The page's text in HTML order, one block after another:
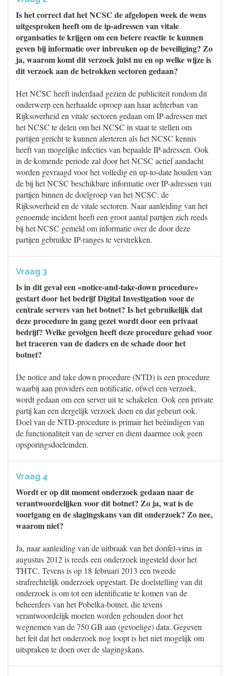
Is het correct dat het NCSC de afgelopen week de wens
uitgesproken heeft om de ip-adressen van vitale
organisaties te krijgen om een betere reactie te kunnen
geven bij informatie over inbreuken op de beveiliging? Zo
ja, waarom komt dit verzoek juist nu en op welke wijze is
dit verzoek aan de betrokken sectoren gedaan?
Het NCSC heeft inderdaad gezien de publiciteit rondom dit
onderwerp een herhaalde oproep aan haar achterban van
Rijksoverheid en vitale sectoren gedaan om IP-adressen met
het NCSC te delen om het NCSC in staat te stellen om
partijen gericht te kunnen alerteren als het NCSC kennis
heeft van mogelijke infecties van bepaalde IP-adressen. Ook
in de komende periode zal door het NCSC actief aandacht
worden gevraagd voor het volledig en up-to-date houden van
de bij het NCSC beschikbare informatie over IP-adressen van
partijen binnen de doelgroep van het NCSC: de
Rijksoverheid en de vitale sectoren. Naar aanleiding van het
genoemde incident heeft een groot aantal partijen zich reeds
bij het NCSC gemeld om informatie over de door deze
partijen gebruikte IP-ranges te verstrekken.
Vraag 3
Is in dit geval een «notice-and-take-down procedure»
gestart door het bedrijf Digital Investigation voor de
centrale servers van het botnet? Is het gebruikelijk dat
deze procedure in gang gezet wordt door een privaat
bedrijf? Welke gevolgen heeft deze procedure gehad voor
het traceren van de daders en de schade door het
botnet?
De notice and take down procedure (NTD) is een procedure
waarbij aan providers een notificatie, ofwel een verzoek,
wordt gedaan om een server uit te schakelen. Ook een private
partij kan een dergelijk verzoek doen en dat gebeurt ook.
Doel van de NTD-procedure is primair het beëindigen van
de functionaliteit van de server en dient daarmee ook geen
opsporingsdoeleinden.
Vraag 4
Wordt er op dit moment onderzoek gedaan naar de
verantwoordelijken voor dit botnet? Zo ja, wat is de
voortgang en de slagingskans van dit onderzoek? Zo nee,
waarom niet?
Ja, naar aanleiding van de uitbraak van het dorifel-virus in
augustus 2012 is reeds een onderzoek ingesteld door het
THTC. Tevens is op 18 februari 2013 een tweede
strafrechtelijk onderzoek opgestart. De doelstelling van dit
onderzoek is om tot een identificatie te komen van de
beheerders van het Pobelka-botnet, die tevens
verantwoordelijk moeten worden gehouden door het
wegnemen van de 750 GB aan (gevoelige) data. Gegeven
het feit dat het onderzoek nog loopt is het niet mogelijk om
uitspraken te doen over de slagingskans.